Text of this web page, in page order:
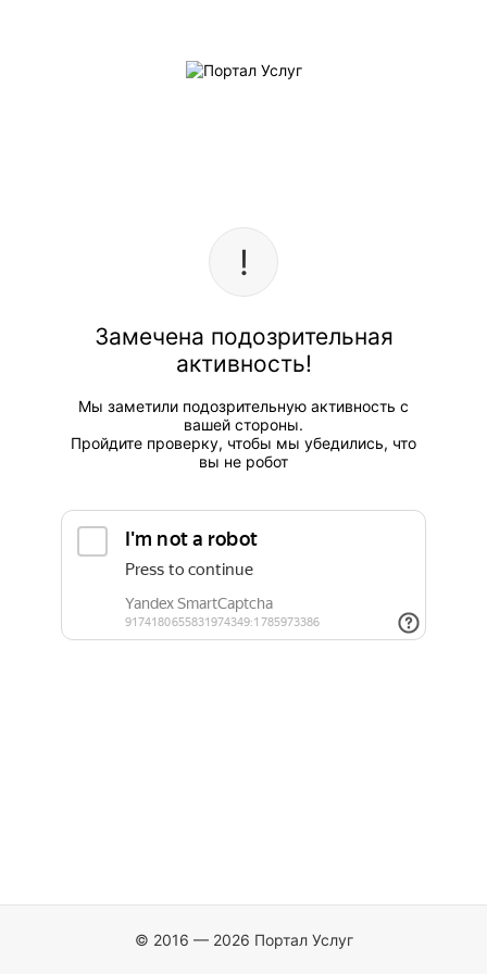
Замечена подозрительная
активность!
Мы заметили подозрительную активность с
вашей стороны.
Пройдите проверку, чтобы мы убедились, что
вы не робот
© 2016 — 2026 Портал Услуг